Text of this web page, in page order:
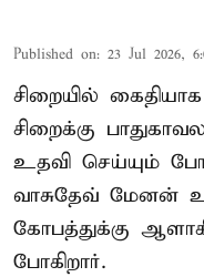
Published on: 23 Jul 2026,
சிறையில்
சிறைக்கு
உதவி செய்யும்
வாசுதேவ் மேனன்
கோபத்துக்கு
போகிறார்.